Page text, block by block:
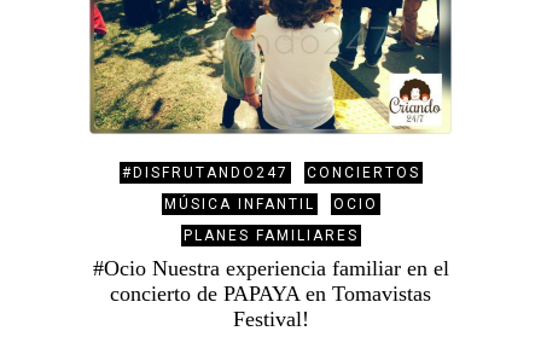
#DISFRUTANDO247
CONCIERTOS
MÚSICA INFANTIL
OCIO
PLANES FAMILIARES
#Ocio Nuestra experiencia familiar en el
concierto de PAPAYA en Tomavistas
Festival!